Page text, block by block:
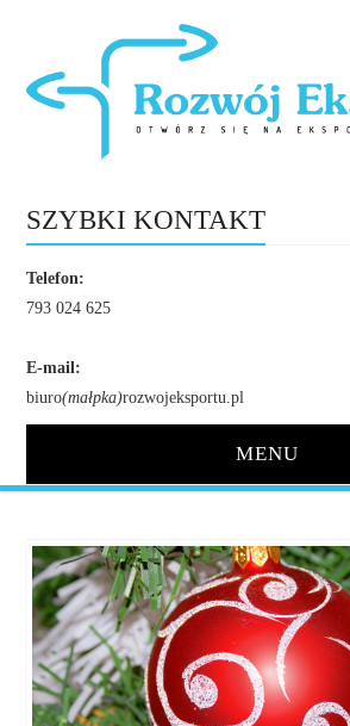
SZYBKI KONTAKT
Telefon:
793 024 625
E-mail:
biuro(małpka)rozwojeksportu.pl
MENU
O NAS
NASZE USŁUGI
DORADZTWO